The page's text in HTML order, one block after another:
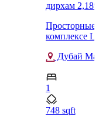
дирхам
Просторные
комплексе
Дубай
1
748 sqft